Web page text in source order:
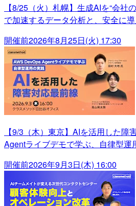
【8/25（火）札幌】生成AIを“会社
で加速するデータ分析と、安全に
開催前2026年8月25日(火) 17:30
【9/3（木）東京】AIを活用した障
Agentライブデモで学ぶ、自律型運
開催前2026年9月3日(木) 16:00